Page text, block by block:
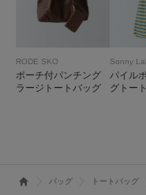
RODE SKO
ポーチ付パンチング
ラージトートバッグ
Sonny
パイル
グトート
バッグ トートバッグ